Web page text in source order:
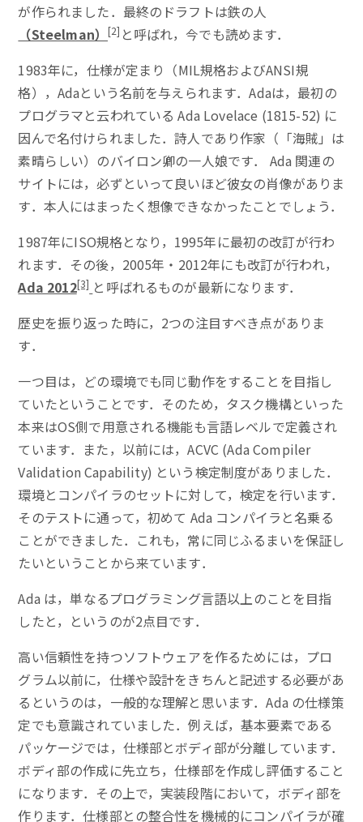
が作られました．最終のドラフトは鉄の人
（Steelman）[2] と呼ばれ，今でも読めます．
1983年に，仕様が定まり（MIL規格およびANSI規
格），Adaという名前を与えられます．Adaは，最初の
プログラマと云われている Ada Lovelace (1815-52) に
因んで名付けられました．詩人であり作家（「海賊」は
素晴らしい）のバイロン卿の一人娘です． Ada 関連の
サイトには，必ずといって良いほど彼女の肖像がありま
す．本人にはまったく想像できなかったことでしょう．
1987年にISO規格となり，1995年に最初の改訂が行わ
れます．その後，2005年・2012年にも改訂が行われ，
Ada 2012[3] と呼ばれるものが最新になります．
歴史を振り返った時に，2つの注目すべき点がありま
す．
一つ目は，どの環境でも同じ動作をすることを目指し
ていたということです．そのため，タスク機構といった
本来はOS側で用意される機能も言語レベルで定義され
ています．また，以前には，ACVC (Ada Compiler
Validation Capability) という検定制度がありました．
環境とコンパイラのセットに対して，検定を行います．
そのテストに通って，初めて Ada コンパイラと名乗る
ことができました．これも，常に同じふるまいを保証し
たいということから来ています．
Ada は，単なるプログラミング言語以上のことを目指
したと，というのが2点目です．
高い信頼性を持つソフトウェアを作るためには，プロ
グラム以前に，仕様や設計をきちんと記述する必要があ
るというのは，一般的な理解と思います．Ada の仕様策
定でも意識されていました．例えば，基本要素である
パッケージでは，仕様部とボディ部が分離しています．
ボディ部の作成に先立ち，仕様部を作成し評価すること
になります．その上で，実装段階において，ボディ部を
作ります．仕様部との整合性を機械的にコンパイラが確